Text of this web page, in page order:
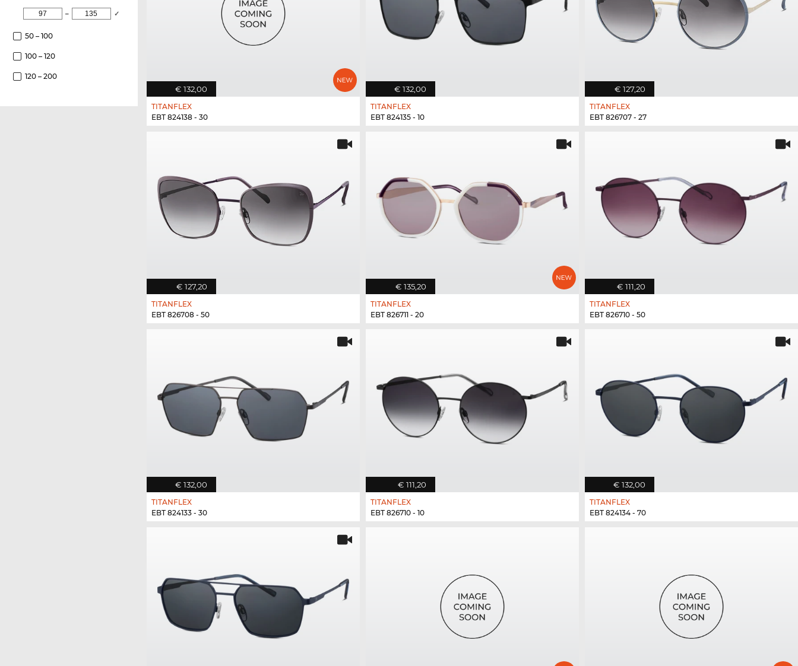
– ✓
50 – 100
100 – 120
120 – 200
€ 132,00
TITANFLEX
EBT 824138 - 30
€ 132,00
TITANFLEX
EBT 824135 - 10
€ 127,20
TITANFLEX
EBT 826707 - 27
€ 127,20
TITANFLEX
EBT 826708 - 50
€ 135,20
TITANFLEX
EBT 826711 - 20
€ 111,20
TITANFLEX
EBT 826710 - 50
€ 132,00
TITANFLEX
EBT 824133 - 30
€ 111,20
TITANFLEX
EBT 826710 - 10
€ 132,00
TITANFLEX
EBT 824134 - 70